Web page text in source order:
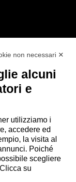
– 42124
non necessari ✕
alcuni
e
utilizziamo i
accedere ed
la visita al
Poiché
scegliere
su